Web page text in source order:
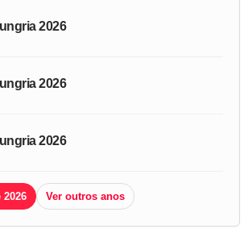
2026
2026
2026
2026 Ver outros anos